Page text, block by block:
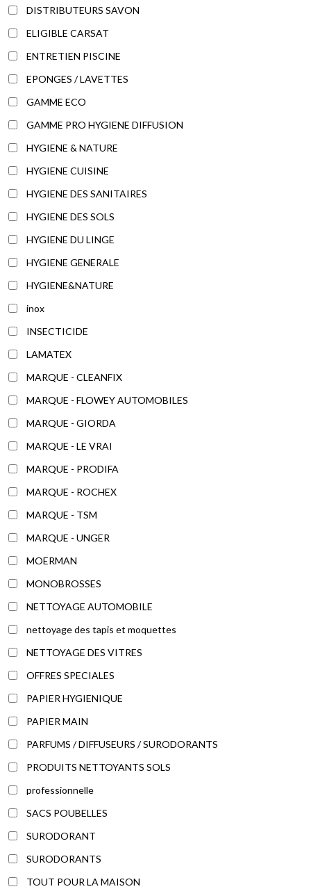
DISTRIBUTEURS SAVON
ELIGIBLE CARSAT
ENTRETIEN PISCINE
EPONGES / LAVETTES
GAMME ECO
GAMME PRO HYGIENE DIFFUSION
HYGIENE & NATURE
HYGIENE CUISINE
HYGIENE DES SANITAIRES
HYGIENE DES SOLS
HYGIENE DU LINGE
HYGIENE GENERALE
HYGIENE&NATURE
inox
INSECTICIDE
LAMATEX
MARQUE - CLEANFIX
MARQUE - FLOWEY AUTOMOBILES
MARQUE - GIORDA
MARQUE - LE VRAI
MARQUE - PRODIFA
MARQUE - ROCHEX
MARQUE - TSM
MARQUE - UNGER
MOERMAN
MONOBROSSES
NETTOYAGE AUTOMOBILE
nettoyage des tapis et moquettes
NETTOYAGE DES VITRES
OFFRES SPECIALES
PAPIER HYGIENIQUE
PAPIER MAIN
PARFUMS / DIFFUSEURS / SURODORANTS
PRODUITS NETTOYANTS SOLS
professionnelle
SACS POUBELLES
SURODORANT
SURODORANTS
TOUT POUR LA MAISON